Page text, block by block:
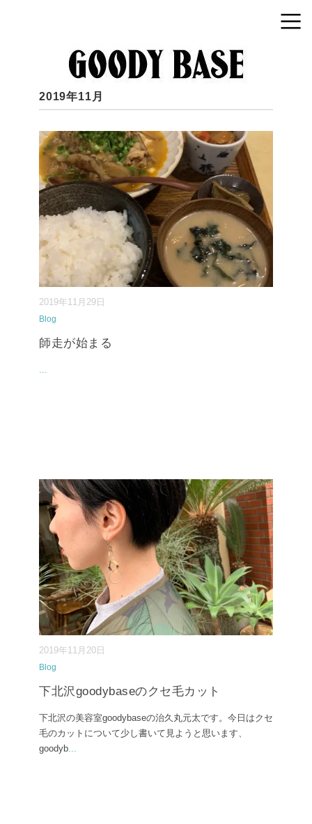
2019年11月
2019年11月29日
Blog
師走が始まる
...
2019年11月20日
Blog
下北沢goodybaseのクセ毛カット
下北沢の美容室goodybaseの治久丸元太です。今日はクセ
毛のカットについて少し書いて見ようと思います、
goodyb...